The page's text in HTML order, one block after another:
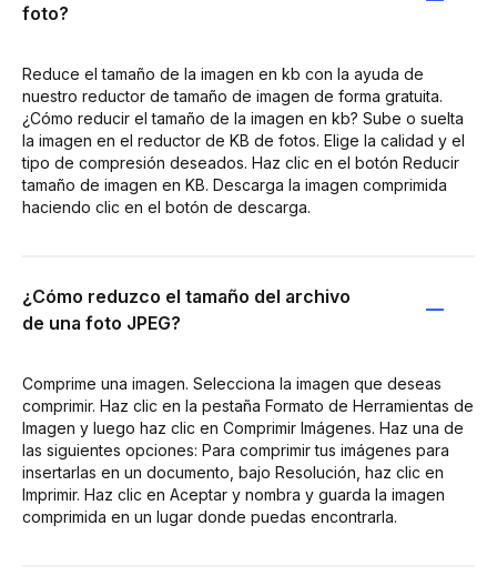
foto?
Reduce el tamaño de la imagen en kb con la ayuda de
nuestro reductor de tamaño de imagen de forma gratuita.
¿Cómo reducir el tamaño de la imagen en kb? Sube o suelta
la imagen en el reductor de KB de fotos. Elige la calidad y el
tipo de compresión deseados. Haz clic en el botón Reducir
tamaño de imagen en KB. Descarga la imagen comprimida
haciendo clic en el botón de descarga.
¿Cómo reduzco el tamaño del archivo
de una foto JPEG?
Comprime una imagen. Selecciona la imagen que deseas
comprimir. Haz clic en la pestaña Formato de Herramientas de
Imagen y luego haz clic en Comprimir Imágenes. Haz una de
las siguientes opciones: Para comprimir tus imágenes para
insertarlas en un documento, bajo Resolución, haz clic en
Imprimir. Haz clic en Aceptar y nombra y guarda la imagen
comprimida en un lugar donde puedas encontrarla.